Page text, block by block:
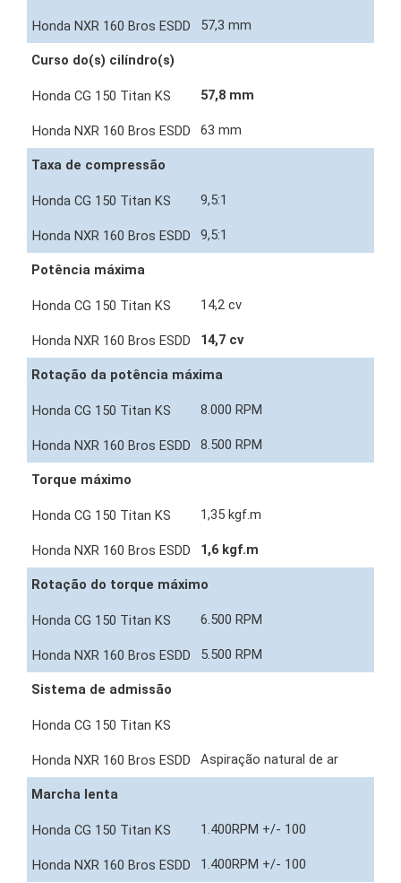
57,3 mm
Curso do(s) cilíndro(s)
57,8 mm
63 mm
Taxa de compressão
9,5:1
9,5:1
Potência máxima
14,2 cv
14,7 cv
Rotação da potência máxima
8.000 RPM
8.500 RPM
Torque máximo
1,35 kgf.m
1,6 kgf.m
Rotação do torque máximo
6.500 RPM
5.500 RPM
Sistema de admissão
Aspiração natural de ar
Marcha lenta
1.400RPM +/- 100
1.400RPM +/- 100